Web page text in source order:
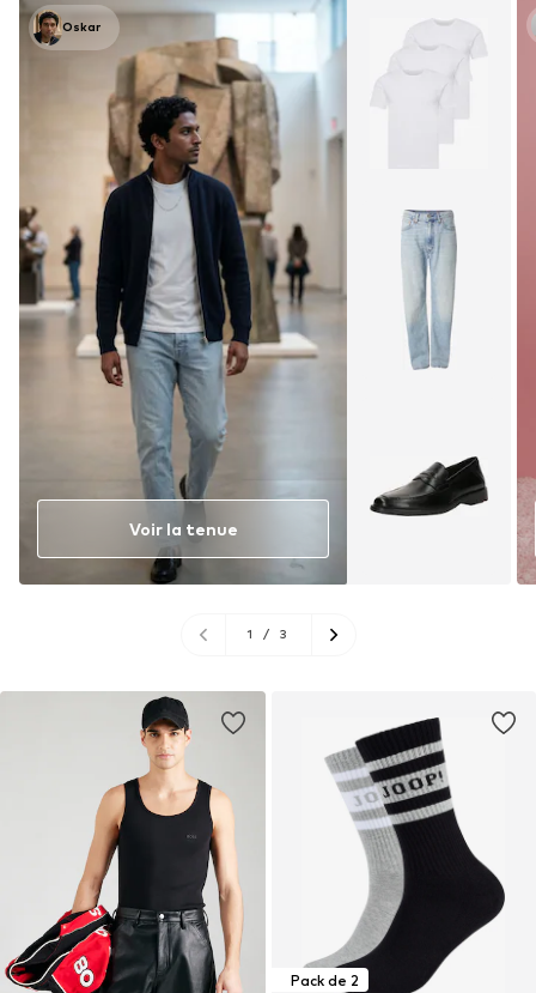
Oskar
Voir la tenue
1 / 3
Pack de 2